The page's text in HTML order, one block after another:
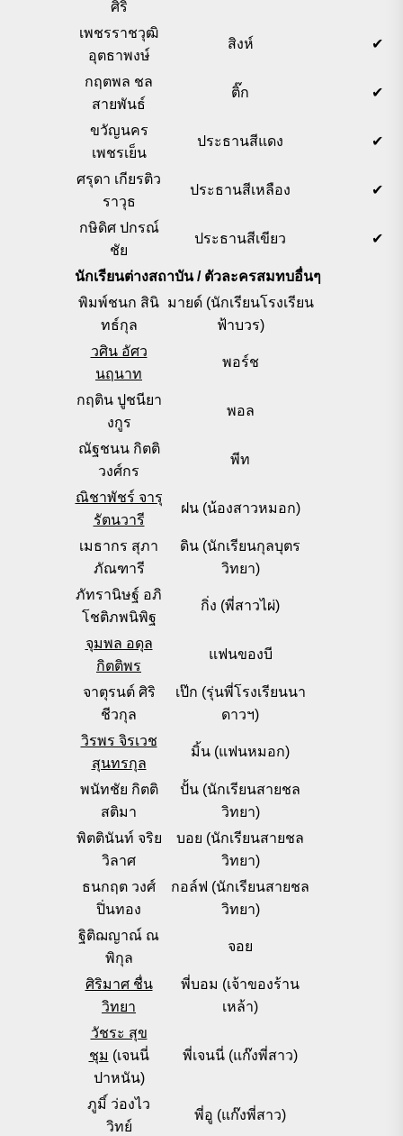
ศิริ
เพชรราชวุฒิ
อุตธาพงษ์
สิงห์ ✔
กฤตพล ชล
สายพันธ์
ติ๊ก ✔
ขวัญนคร
เพชรเย็น
ประธานสีแดง ✔
ศรุดา เกียรติว
ราวุธ
ประธานสีเหลือง ✔
กษิดิศ ปกรณ์
ชัย
ประธานสีเขียว ✔
นักเรียนต่างสถาบัน / ตัวละครสมทบอื่นๆ
พิมพ์ชนก สินิ
ทธ์กุล
มายด์ (นักเรียนโรงเรียน
ฟ้าบวร)
วศิน อัศว
นฤนาท
พอร์ช
กฤติน ปูชนียา
งกูร
พอล
ณัฐชนน กิตติ
วงศ์กร
พีท
ณิชาพัชร์ จารุ
รัตนวารี
ฝน (น้องสาวหมอก)
เมธากร สุภา
ภัณฑารี
ดิน (นักเรียนกุลบุตร
วิทยา)
ภัทรานิษฐ์ อภิ
โชติภพนิพิฐ
กิ่ง (พี่สาวไผ่)
จุมพล อดุล
กิตติพร
แฟนของบี
จาตุรนต์ ศิริ
ชีวกุล
เป๊ก (รุ่นพี่โรงเรียนนา
ดาวฯ)
วิรพร จิรเวช
สุนทรกุล
มิ้น (แฟนหมอก)
พนัทชัย กิตติ
สติมา
ปั้น (นักเรียนสายชล
วิทยา)
พิตตินันท์ จริย
วิลาศ
บอย (นักเรียนสายชล
วิทยา)
ธนกฤต วงศ์
ปิ่นทอง
กอล์ฟ (นักเรียนสายชล
วิทยา)
ฐิติฌญาณ์ ณ
พิกุล
จอย
ศิริมาศ ชื่น
วิทยา
พี่บอม (เจ้าของร้าน
เหล้า)
วัชระ สุข
ชุม (เจนนี่
ปาหนัน)
พี่เจนนี่ (แก๊งพี่สาว)
ภูมิ์ ว่องไว
วิทย์
พี่อู (แก๊งพี่สาว)